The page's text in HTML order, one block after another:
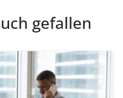
gefallen